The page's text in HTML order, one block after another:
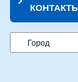
КОНТАКТЫ